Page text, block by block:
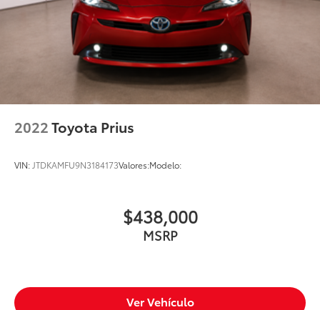
2022Toyota Prius
VIN: JTDKAMFU9N3184173Valores:Modelo:
$438,000
MSRP
Ver Vehículo